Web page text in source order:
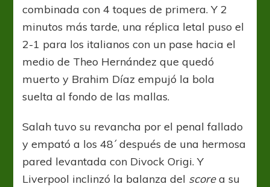
combinada con 4 toques de primera. Y 2
minutos más tarde, una réplica letal puso el
2-1 para los italianos con un pase hacia el
medio de Theo Hernández que quedó
muerto y Brahim Díaz empujó la bola
suelta al fondo de las mallas.
Salah tuvo su revancha por el penal fallado
y empató a los 48´ después de una hermosa
pared levantada con Divock Origi. Y
Liverpool inclinzó la balanza del scorea su